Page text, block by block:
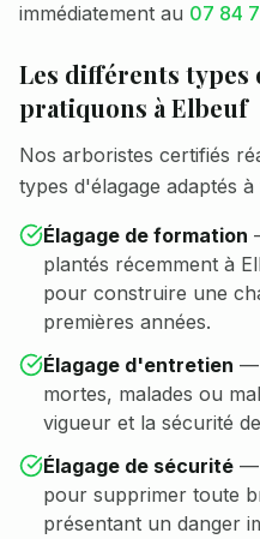
immédiatement au 07 84
Les différents types
pratiquons à Elbeuf
Nos arboristes certifiés
types d'élagage adaptés
Élagage de formation
plantés récemment à
pour construire une
premières années.
Élagage d'entretien —
mortes, malades ou
vigueur et la sécurité
Élagage de sécurité —
pour supprimer toute
présentant un danger